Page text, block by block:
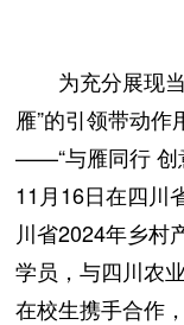
为充分展现
雁”的引领带动
——“与雁同行 创
11月16日在四川
川省2024年乡村
学员，与四川农
在校生携手合作